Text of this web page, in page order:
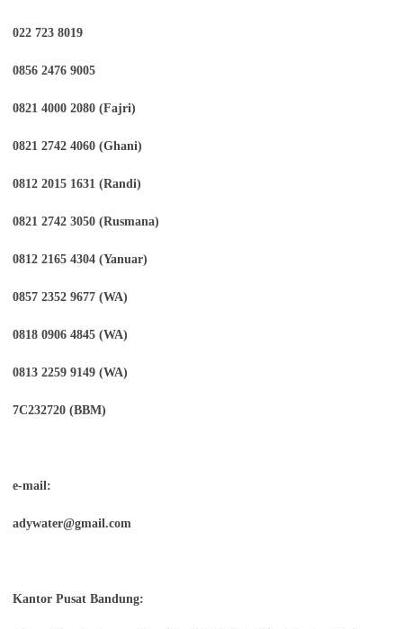
022 723 8019
0856 2476 9005
0821 4000 2080 (Fajri)
0821 2742 4060 (Ghani)
0812 2015 1631 (Randi)
0821 2742 3050 (Rusmana)
0812 2165 4304 (Yanuar)
0857 2352 9677 (WA)
0818 0906 4845 (WA)
0813 2259 9149 (WA)
7C232720 (BBM)
e-mail:
adywater@gmail.com
Kantor Pusat Bandung: